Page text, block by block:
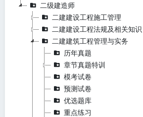
二级建造师
二建建设工程施工管理
二建建设工程法规及相关知识
二建建筑工程管理与实务
历年真题
章节真题特训
模考试卷
预测试卷
优选题库
重点练习